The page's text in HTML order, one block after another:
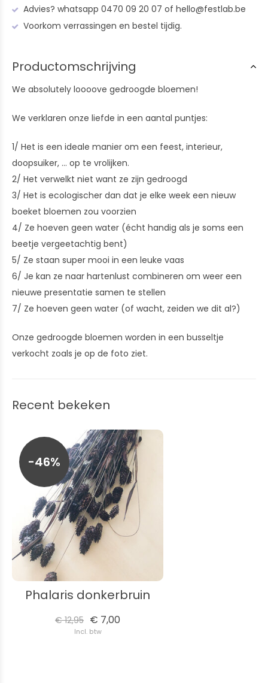
Advies? whatsapp 0470 09 20 07 of hello@festlab.be
Voorkom verrassingen en bestel tijdig.
Productomschrijving
We absolutely loooove gedroogde bloemen!
We verklaren onze liefde in een aantal puntjes:
1/ Het is een ideale manier om een feest, interieur,
doopsuiker, ... op te vrolijken.
2/ Het verwelkt niet want ze zijn gedroogd
3/ Het is ecologischer dan dat je elke week een nieuw
boeket bloemen zou voorzien
4/ Ze hoeven geen water (écht handig als je soms een
beetje vergeetachtig bent)
5/ Ze staan super mooi in een leuke vaas
6/ Je kan ze naar hartenlust combineren om weer een
nieuwe presentatie samen te stellen
7/ Ze hoeven geen water (of wacht, zeiden we dit al?)
Onze gedroogde bloemen worden in een busseltje
verkocht zoals je op de foto ziet.
Recent bekeken
-46%
Phalaris donkerbruin
€ 12,95 € 7,00
Incl. btw